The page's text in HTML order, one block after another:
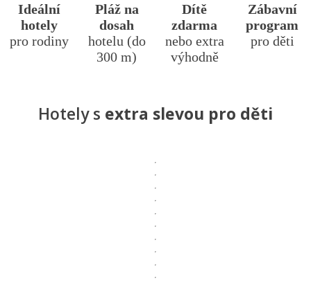
Ideální
hotely
pro rodiny
Pláž na
dosah
hotelu (do
300 m)
Dítě
zdarma
nebo extra
výhodně
Zábavní
program
pro děti
Hotely s extra slevou pro děti